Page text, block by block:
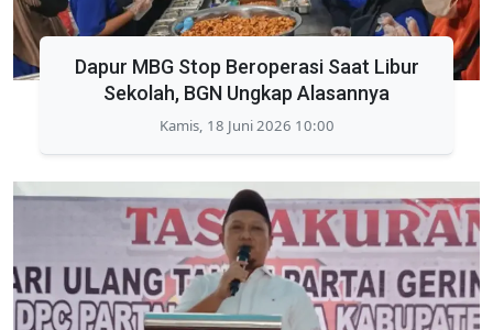
Dapur MBG Stop Beroperasi Saat Libur
Sekolah, BGN Ungkap Alasannya
Kamis, 18 Juni 2026 10:00